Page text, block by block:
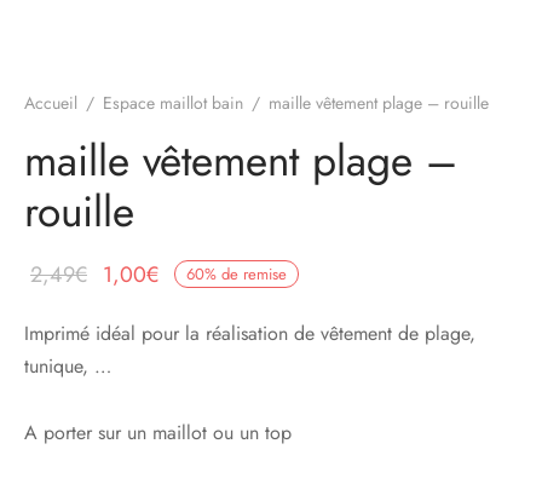
Accueil / Espace maillot bain / maille vêtement plage – rouille
maille vêtement plage –
rouille
60% de remise
2,49€ Le prix
était :
2,49€.
1,00€ Le prix
est :
Imprimé idéal pour la réalisation de vêtement de plage,
tunique, …
A porter sur un maillot ou un top